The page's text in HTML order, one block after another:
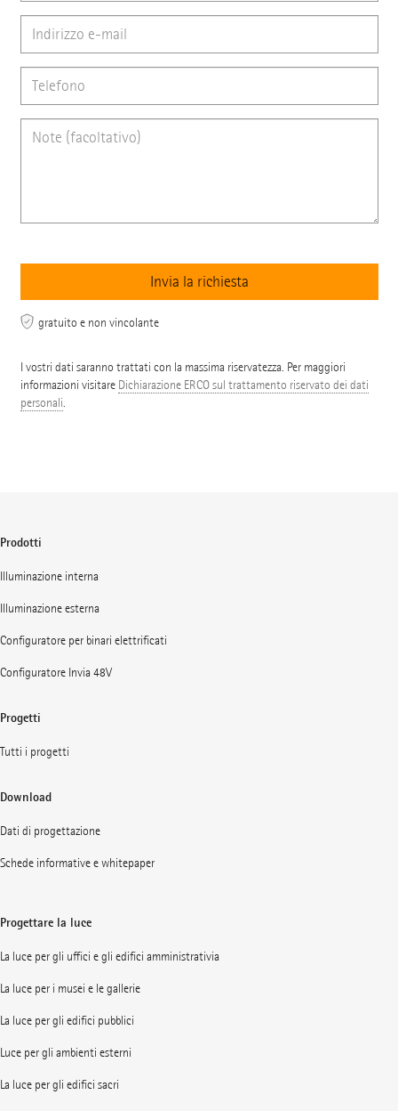
gratuito e non vincolante
I vostri dati saranno trattati con la massima riservatezza. Per maggiori
informazioni visitare Dichiarazione ERCO sul trattamento riservato dei dati
personali.
Prodotti
Illuminazione interna
Illuminazione esterna
Configuratore per binari elettrificati
Configuratore Invia 48V
Progetti
Tutti i progetti
Download
Dati di progettazione
Schede informative e whitepaper
Progettare la luce
La luce per gli uffici e gli edifici amministrativia
La luce per i musei e le gallerie
La luce per gli edifici pubblici
Luce per gli ambienti esterni
La luce per gli edifici sacri